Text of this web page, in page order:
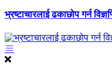
भ्रष्टाचारलाई ढकाछोप गर्न